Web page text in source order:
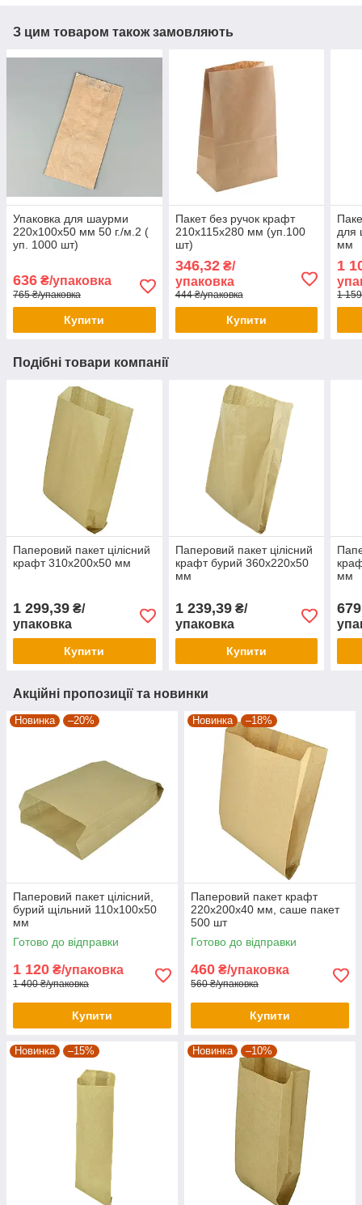
З цим товаром також замовляють
Упаковка для шаурми
220х100х50 мм 50 г./м.2 (
уп. 1000 шт)
636 ₴/упаковка
765 ₴/упаковка
Купити
Пакет без ручок крафт
210x115x280 мм (уп.100
шт)
346,32₴/
упаковка
444 ₴/упаковка
Купити
для
мм
1
1
Подібні товари компанії
Паперовий пакет цілісний
крафт 310х200х50 мм
1 299,39 ₴/
упаковка
Купити
Паперовий пакет цілісний
крафт бурий 360х220х50
мм
1 239,39₴/
упаковка
Купити
мм
Акційні пропозиції та новинки
Новинка –20%
Паперовий пакет цілісний,
бурий щільний 110х100х50
мм
Готово до відправки
1 120 ₴/упаковка
1 400 ₴/упаковка
Купити
Новинка –18%
Паперовий пакет крафт
220х200х40 мм, саше пакет
500 шт
Готово до відправки
460 ₴/упаковка
560 ₴/упаковка
Купити
Новинка –15% Новинка –10%